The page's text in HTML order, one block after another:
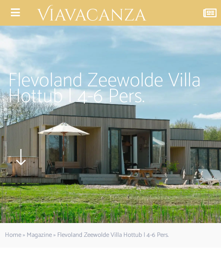
Flevoland Zeewolde Villa
Hottub | 4-6 Pers.
Home»Magazine»Flevoland Zeewolde Villa Hottub | 4-6 Pers.